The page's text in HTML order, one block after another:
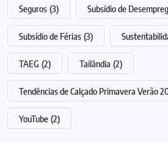
Seguros (3) Subsídio de
Subsídio de Férias (3)
TAEG (2) Tailândia (2)
Tendências de Calçado Primavera Verão
YouTube (2)